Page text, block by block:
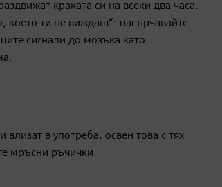
краката си на всеки два часа.
ти не виждаш“: насърчавайте
сигнали до мозъка като
влизат в употреба, освен това с тях
мръсни ръчички.